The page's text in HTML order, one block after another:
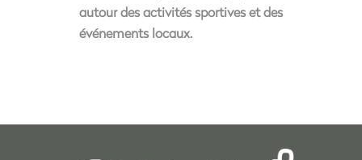
autour des activités sportives et des
événements locaux.